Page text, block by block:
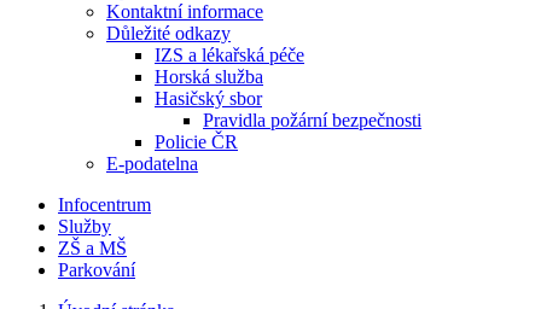
Kontaktní informace
Důležité odkazy
IZS a lékařská péče
Horská služba
Hasičský sbor
Pravidla požární bezpečnosti
Policie ČR
E-podatelna
Infocentrum
Služby
ZŠ a MŠ
Parkování